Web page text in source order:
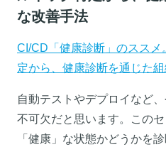
な改善手法
CI/CD「健康診断」のスス
定から、健康診断を通じた
自動テストやデプロイなど
不可欠だと思います。この
「健康」な状態かどうかを